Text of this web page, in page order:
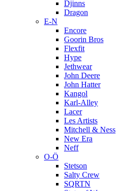
Djinns
Dragon
E-N
Encore
Goorin Bros
Flexfit
Hype
Jethwear
John Deere
John Hatter
Kangol
Karl-Alley
Lacer
Les Artists
Mitchell & Ness
New Era
Neff
O-Ö
Stetson
Salty Crew
SQRTN